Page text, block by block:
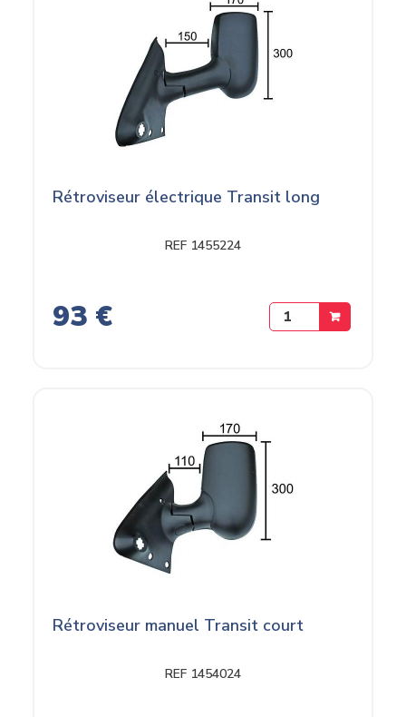
Rétroviseur électrique Transit long
REF 1455224
93 €
Rétroviseur manuel Transit court
REF 1454024